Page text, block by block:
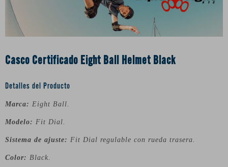
Casco Certificado Eight Ball Helmet Black
Detalles del Producto
Marca: Eight Ball.
Modelo: Fit Dial.
Sistema de ajuste: Fit Dial regulable con rueda trasera.
Color: Black.